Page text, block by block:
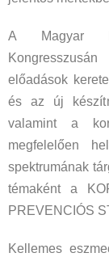
A Magyar
előadások
és az új
valamint a
megfelelően
spektrumának
témaként a
PREVENCIÓS
Kellemes